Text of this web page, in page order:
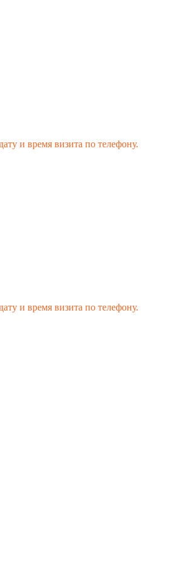
и время визита по телефону.
и время визита по телефону.